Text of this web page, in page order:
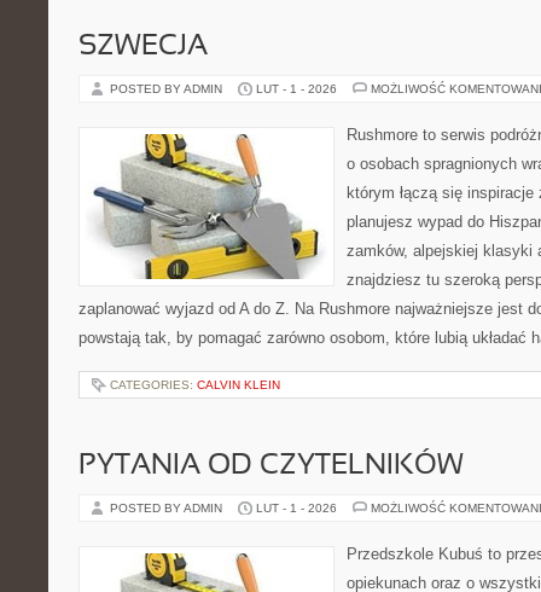
SZWECJA
POSTED BY ADMIN LUT - 1 - 2026 MOŻLIWOŚĆ
Rushmore to serwis
o osobach spragnionych
którym łączą się
planujesz wypad do
zamków, alpejskiej klasyki
znajdziesz tu szeroką
zaplanować wyjazd od A do Z. Na Rushmore najważniejsze jest
powstają tak, by pomagać zarówno osobom, które lubią
CATEGORIES: CALVIN KLEIN
PYTANIA OD CZYTELNIKÓW
POSTED BY ADMIN LUT - 1 - 2026 MOŻLIWOŚĆ
Przedszkole Kubuś to
opiekunach oraz o